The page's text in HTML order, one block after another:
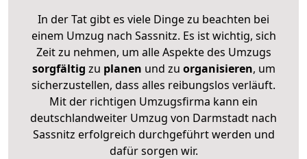
In der Tat gibt es viele Dinge zu beachten bei
einem Umzug nach Sassnitz. Es ist wichtig, sich
Zeit zu nehmen, um alle Aspekte des Umzugs
sorgfältig zu planen und zu organisieren, um
sicherzustellen, dass alles reibungslos verläuft.
Mit der richtigen Umzugsfirma kann ein
deutschlandweiter Umzug von Darmstadt nach
Sassnitz erfolgreich durchgeführt werden und
dafür sorgen wir.